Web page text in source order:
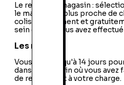
Le retrait en magasin :
le magasin le plus proche de
colis directement et
sein duquel vous avez effectué
Les retours
Vous avez jusqu'à 14 jours
dans le magasin où vous avez
de retour sont à votre charge.